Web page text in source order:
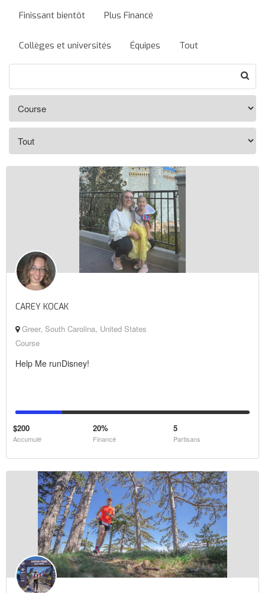
Finissant bientôt Plus Financé
Collèges et universités Équipes Tout
CAREY KOCAK
Greer, South Carolina, United States
Course
Help Me runDisney!
$200
Accumulé
20%
Financé
5
Partisans